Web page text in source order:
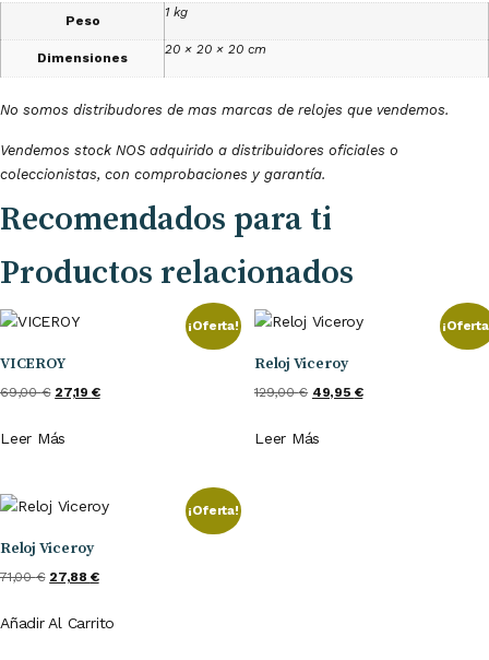
Peso
1 kg
Dimensiones
20 × 20 × 20 cm
No somos distribudores de mas marcas de relojes que vendemos.
Vendemos stock NOS adquirido a distribuidores oficiales o
coleccionistas, con comprobaciones y garantía.
Recomendados para ti
Productos relacionados
¡Oferta!
VICEROY
69,00€ El
Original
27,19 €El
Leer Más
Reloj Viceroy
129,00€ El
Original
49,95 €El
Leer Más
¡Oferta!
Reloj Viceroy
71,00€ El
Original
27,88 €El
Actual
Añadir Al Carrito